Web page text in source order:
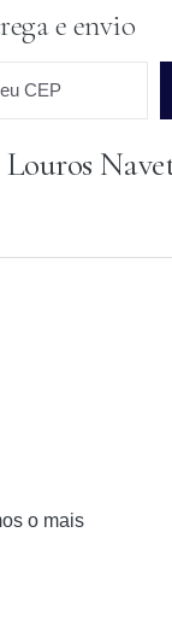
e envio
CEP
para o CEP
o mais